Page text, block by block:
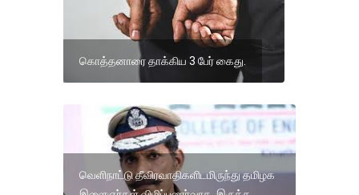
கொத்தனாரை தாக்கிய 3 பேர் கைது.
வெளிநாட்டு தீவிரவாதிகளிடமிருந்து தமிழக